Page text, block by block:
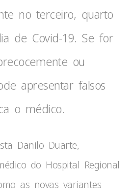
no terceiro, quarto
de Covid-19. Se for
ou
apresentar falsos
o médico.
Danilo Duarte,
do Hospital Regional
as novas variantes